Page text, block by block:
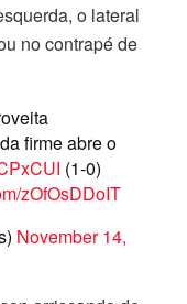
o lateral
no contrapé de
firme abre o
(1-0)
zOfOsDDoIT
November 14,